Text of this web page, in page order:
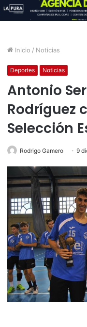
Inicio / Noticias
Deportes Noticias
Antonio
Rodríguez
Selección
Rodrigo Gamero 9